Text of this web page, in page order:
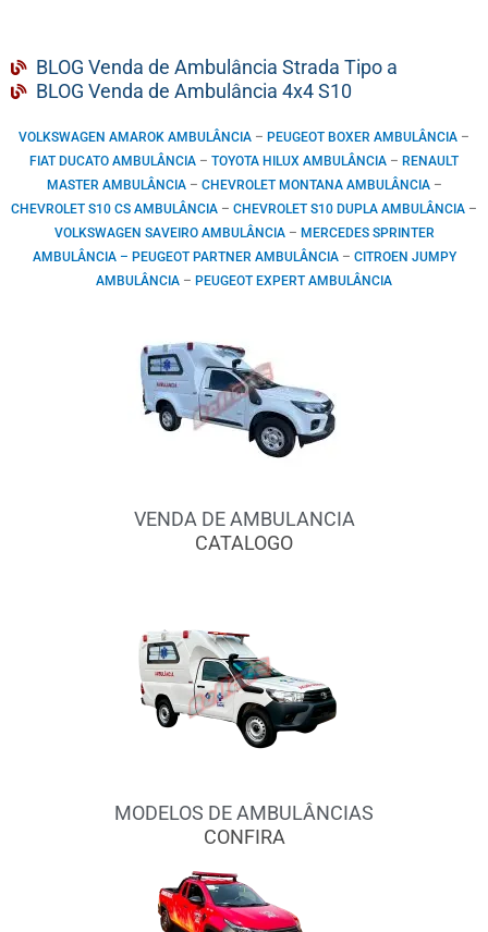
BLOG Venda de Ambulância Strada Tipo a
BLOG Venda de Ambulância 4x4 S10
VOLKSWAGEN AMAROK AMBULÂNCIA – PEUGEOT BOXER AMBULÂNCIA –
FIAT DUCATO AMBULÂNCIA – TOYOTA HILUX AMBULÂNCIA – RENAULT
MASTER AMBULÂNCIA– CHEVROLET MONTANA AMBULÂNCIA–
CHEVROLET S10 CS AMBULÂNCIA – CHEVROLET S10 DUPLA AMBULÂNCIA –
VOLKSWAGEN SAVEIRO AMBULÂNCIA– MERCEDES SPRINTER
AMBULÂNCIA – PEUGEOT PARTNER AMBULÂNCIA– CITROEN JUMPY
AMBULÂNCIA – PEUGEOT EXPERT AMBULÂNCIA
VENDA DE AMBULANCIA
CATALOGO
MODELOS DE AMBULÂNCIAS
CONFIRA